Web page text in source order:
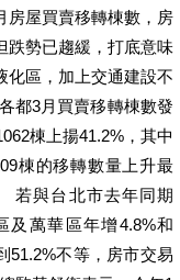
房屋買賣移轉棟數，房
跌勢已趨緩，打底意味
化區，加上交通建設不
都3月買賣移轉棟數發
棟上揚41.2%，其中
棟的移轉數量上升最
若與台北市去年同期
及萬華區年增4.8%和
51.2%不等，房市交易